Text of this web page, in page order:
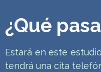
¿Qué
Estará en este
tendrá una cita